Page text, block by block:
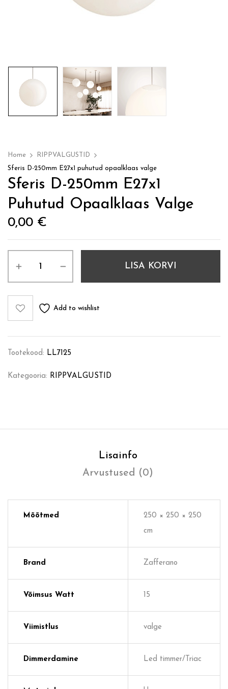
Home
RIPPVALGUSTID
Sferis D-250mm E27x1 puhutud opaalklaas valge
Sferis D-250mm E27x1
Puhutud Opaalklaas Valge
0,00 €
LISA KORVI
Add to wishlist
Tootekood: LL7125
Kategooria: RIPPVALGUSTID
Lisainfo
Arvustused (0)
Mõõtmed
250 × 250 × 250
cm
Brand Zafferano
Võimsus Watt 15
Viimistlus valge
Dimmerdamine Led timmer/Triac